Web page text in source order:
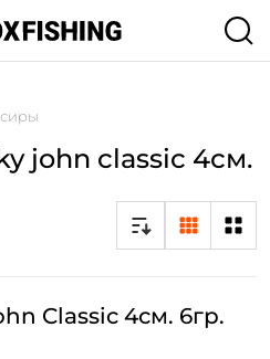
john classic 4см.
Classic 4см. 6гр.